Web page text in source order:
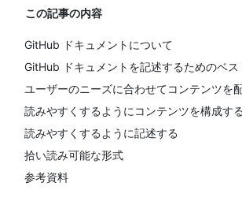
この記事の内容
GitHub ドキュメントについて
GitHub ドキュメントを記述するためのベス
ユーザーのニーズに合わせてコンテンツを
読みやすくするようにコンテンツを構成する
読みやすくするように記述する
拾い読み可能な形式
参考資料